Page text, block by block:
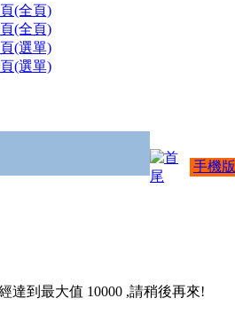
(全頁)
(全頁)
(選單)
(選單)
手機版
達到最大值 10000 ,請稍後再來!